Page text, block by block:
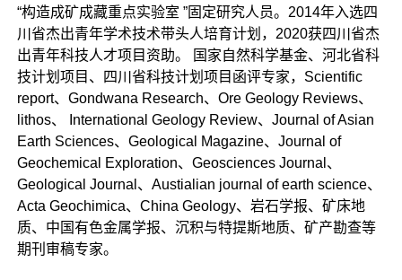
“构造成矿成藏重点实验室 ”固定研究人员。2014年入选四
川省杰出青年学术技术带头人培育计划，2020获四川省杰
出青年科技人才项目资助。 国家自然科学基金、河北省科
技计划项目、四川省科技计划项目函评专家，Scientific
report、Gondwana Research、Ore Geology Reviews、
lithos、 International Geology Review、Journal of Asian
Earth Sciences、Geological Magazine、Journal of
Geochemical Exploration、Geosciences Journal、
Geological Journal、Austialian journal of earth science、
Acta Geochimica、China Geology、岩石学报、矿床地
质、中国有色金属学报、沉积与特提斯地质、矿产勘查等
期刊审稿专家。